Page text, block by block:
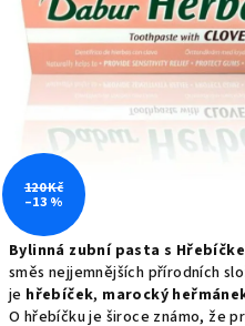
Bylinná zubní pasta s
směs nejjemnějších přírodních
je hřebíček, marocký
O hřebíčku je široce známo, že
120 Kč
–13 %